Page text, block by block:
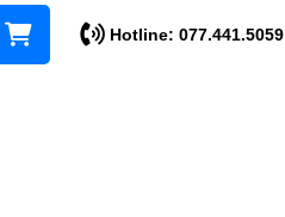
Hotline: 077.441.5059